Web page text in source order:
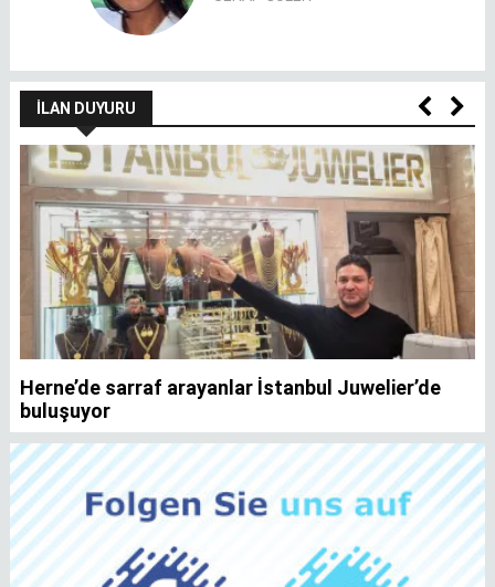
İLAN DUYURU
Herne’de sarraf arayanlar İstanbul Juwelier’de
buluşuyor